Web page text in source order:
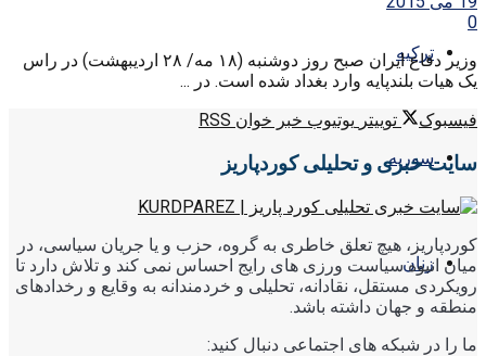
ترکیه
سوریه
زنان
0
وزیر دفاع ایران صبح روز دوشنبه (۱۸ مه/ ۲۸ اردیبهشت) در راس
یک هیات بلندپایه وارد بغداد شده است. در ...
فیسبوک
توییتر یوتیوب خبر خوان RSS
سایت خبری و تحلیلی کوردپاریز
کوردپاریز، هیچ تعلق خاطری به گروه، حزب و یا جریان سیاسی، در
میان انبوه سیاست ورزی های رایج احساس نمی کند و تلاش دارد تا
رویکردی مستقل، نقادانه، تحلیلی و خردمندانه به وقایع و رخدادهای
منطقه و جهان داشته باشد.
ما را در شبکه های اجتماعی دنبال کنید: